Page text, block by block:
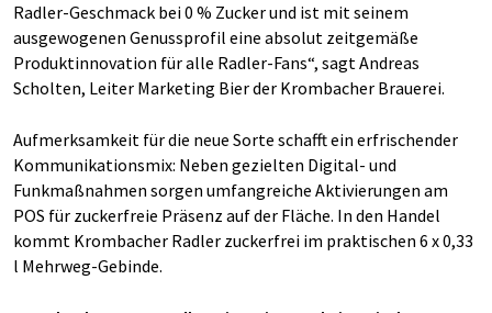
Radler-Geschmack bei 0 % Zucker und ist mit seinem
ausgewogenen Genussprofil eine absolut zeitgemäße
Produktinnovation für alle Radler-Fans“, sagt Andreas
Scholten, Leiter Marketing Bier der Krombacher Brauerei.
Aufmerksamkeit für die neue Sorte schafft ein erfrischender
Kommunikationsmix: Neben gezielten Digital- und
Funkmaßnahmen sorgen umfangreiche Aktivierungen am
POS für zuckerfreie Präsenz auf der Fläche. In den Handel
kommt Krombacher Radler zuckerfrei im praktischen 6 x 0,33
l Mehrweg-Gebinde.